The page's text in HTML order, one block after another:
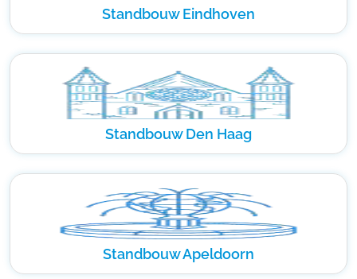
Standbouw Eindhoven
Standbouw Den Haag
Standbouw Apeldoorn